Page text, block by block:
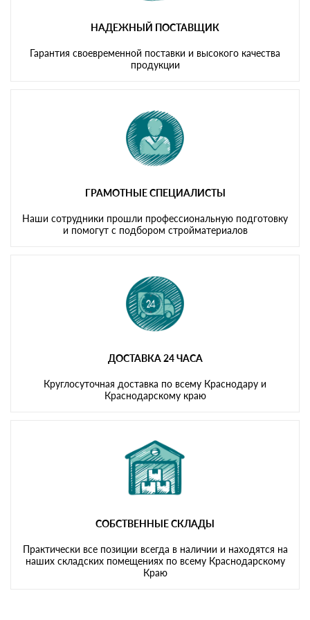
НАДЕЖНЫЙ ПОСТАВЩИК
Гарантия своевременной поставки и высокого качества
продукции
ГРАМОТНЫЕ СПЕЦИАЛИСТЫ
Наши сотрудники прошли профессиональную подготовку
и помогут с подбором стройматериалов
ДОСТАВКА 24 ЧАСА
Круглосуточная доставка по всему Краснодару и
Краснодарскому краю
СОБСТВЕННЫЕ СКЛАДЫ
Практически все позиции всегда в наличии и находятся на
наших складских помещениях по всему Краснодарскому
Краю